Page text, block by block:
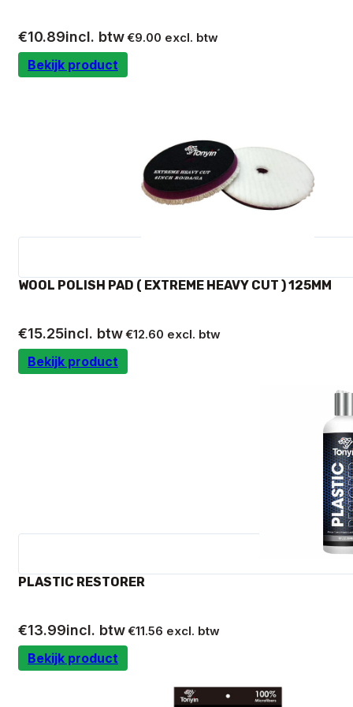
€10.89incl. btw€9.00 excl. btw
Bekijk product
WOOL POLISH PAD ( EXTREME HEAVY CUT ) 125MM
€15.25incl. btw€12.60 excl. btw
Bekijk product
PLASTIC RESTORER
€13.99incl. btw€11.56 excl. btw
Bekijk product